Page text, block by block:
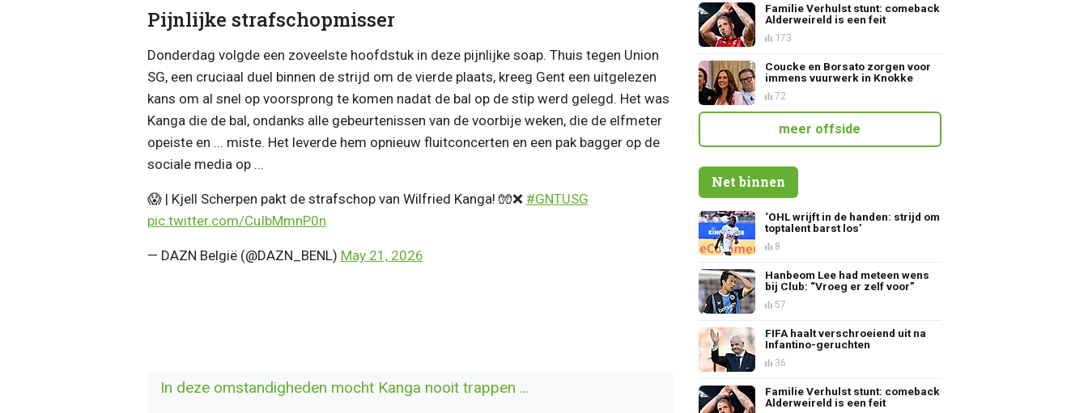
Pijnlijke strafschopmisser
Donderdag volgde een zoveelste hoofdstuk in deze pijnlijke soap. Thuis tegen Union
SG, een cruciaal duel binnen de strijd om de vierde plaats, kreeg Gent een uitgelezen
kans om al snel op voorsprong te komen nadat de bal op de stip werd gelegd. Het was
Kanga die de bal, ondanks alle gebeurtenissen van de voorbije weken, die de elfmeter
opeiste en ... miste. Het leverde hem opnieuw fluitconcerten en een pak bagger op de
sociale media op ...
😱 | Kjell Scherpen pakt de strafschop van Wilfried Kanga! 🧤❌ #GNTUSG
pic.twitter.com/CuIbMmnP0n
— DAZN België (@DAZN_BENL) May 21, 2026
In deze omstandigheden mocht Kanga nooit trappen ...
Familie Verhulst stunt: comeback
Alderweireld is een feit
173
Coucke en Borsato zorgen voor
immens vuurwerk in Knokke
72
meer offside
Net binnen
‘OHL wrijft in de handen: strijd om
toptalent barst los’
8
Hanbeom Lee had meteen wens
bij Club: “Vroeg er zelf voor”
57
FIFA haalt verschroeiend uit na
Infantino-geruchten
36
Familie Verhulst stunt: comeback
Alderweireld is een feit